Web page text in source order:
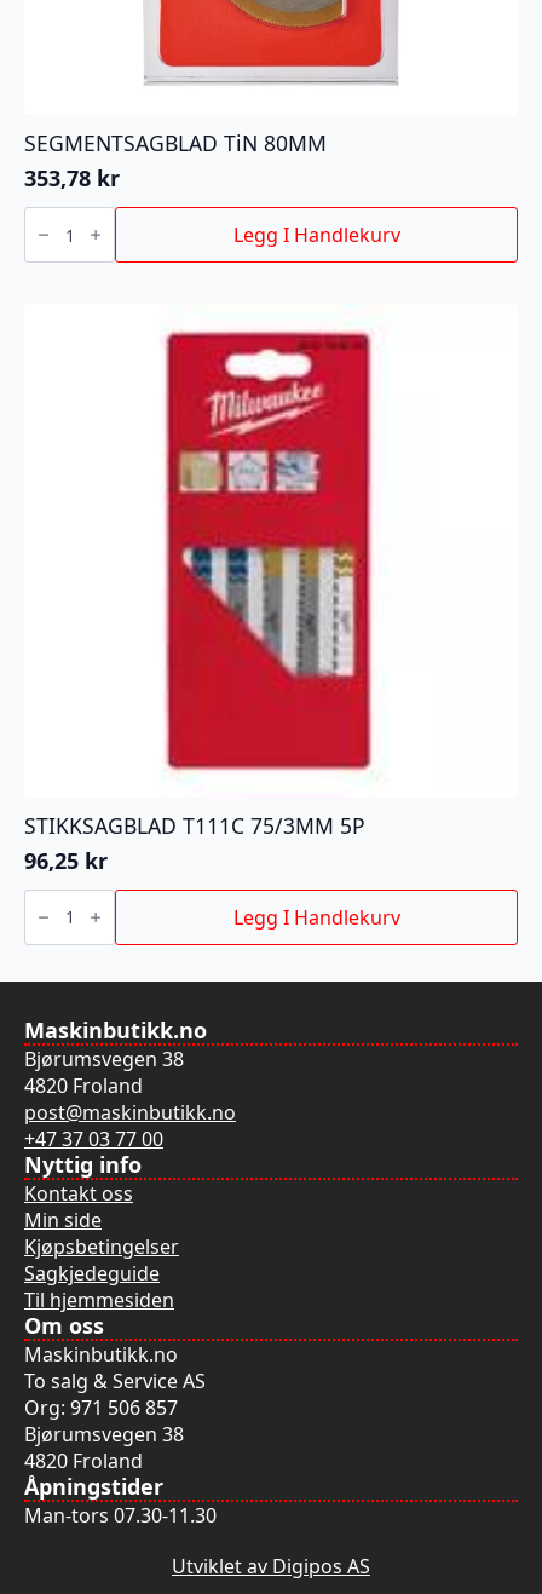
SEGMENTSAGBLAD TiN 80MM
353,78 kr
SEGMENTSAGBLAD
TiN
80MM
antall
Legg I Handlekurv
STIKKSAGBLAD T111C 75/3MM 5P
96,25 kr
STIKKSAGBLAD
T111C
75/3MM
5P
Legg I Handlekurv
Maskinbutikk.no
Bjørumsvegen 38
4820 Froland
post@maskinbutikk.no
+47 37 03 77 00
Nyttig info
Kontakt oss
Min side
Kjøpsbetingelser
Sagkjedeguide
Til hjemmesiden
Om oss
Maskinbutikk.no
To salg & Service AS
Org: 971 506 857
Bjørumsvegen 38
4820 Froland
Åpningstider
Man-tors 07.30-11.30
Utviklet av Digipos AS